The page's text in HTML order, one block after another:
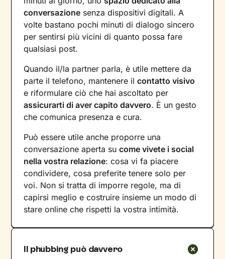
conversazione senza dispositivi digitali. A
volte bastano pochi minuti di dialogo sincero
per sentirsi più vicini di quanto possa fare
qualsiasi post.
Quando il/la partner parla, è utile mettere da
parte il telefono, mantenere ilcontatto visivo
e riformulare ciò che hai ascoltato per
assicurarti di aver capito davvero. È un gesto
che comunica presenza e cura.
Può essere utile anche proporre una
conversazione aperta sucome vivete i social
nella vostra relazione: cosa vi fa piacere
condividere, cosa preferite tenere solo per
voi. Non si tratta di imporre regole, ma di
capirsi meglio e costruire insieme un modo di
stare online che rispetti la vostra intimità.
Il phubbing può davvero